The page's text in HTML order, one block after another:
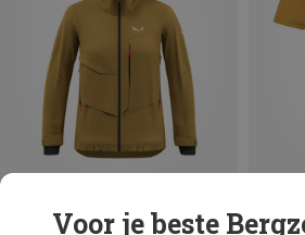
Maten
Je
Voor je beste